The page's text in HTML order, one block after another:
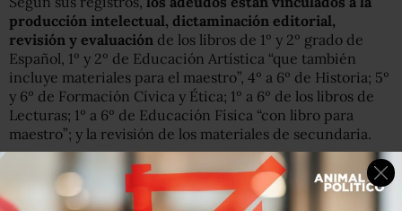
producción intelectual, dictaminación editorial,
revisión y evaluación de los libros de 1º y 2º grado de
Español, 1º y 2º de Educación Artística “que también
incluye materiales para el maestro”, 4º a 6º de Historia; 5º
y 6º de Formación Cívica y Ética; 1º a 6º de los libros de
Lecturas; 1º a 6º de Educación Física “con libro para
maestro”; y la revisión de los materiales de secundaria.
La versión de la SEP